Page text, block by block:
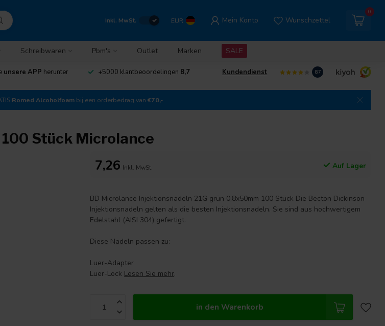
Inkl. MwSt. EUR Mein Konto Wunschzettel
0
Schreibwaren Pbm's Outlet Marken SALE
unsere APP herunter +5000 klantbeoordelingen 8,7 Kundendienst 8.7
Romed Alcoholfoam bij een orderbedrag van €70,-
Stück Microlance
7,26 Inkl. MwSt. Auf Lager
BD Microlance Injektionsnadeln 21G grün 0,8x50mm 100 Stück Die Becton Dickinson
Injektionsnadeln gelten als die besten Injektionsnadeln. Sie sind aus hochwertigem
Edelstahl (AISI 304) gefertigt.
Diese Nadeln passen zu:
Luer-Adapter
Luer-Lock Lesen Sie mehr.
in den Warenkorb